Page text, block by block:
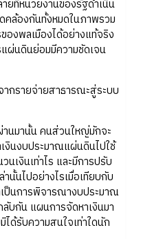
ยที่หน่วยงานของรัฐดำเนิน
ล้องกันทั้งหมดในภาพรวม
งพลเมืองได้อย่างแท้จริง
แผ่นดินย่อมมีความชัดเจน
กรายจ่ายสาธารณะสู่ระบบ
นมานั้น คนส่วนใหญ่มักจะ
งินงบประมาณแผ่นดินไปใช้
นเงินเท่าไร และมีการปรับ
นั้นไปอย่างไรเมื่อเทียบกับ
ป็นการพิจารณางบประมาณ
บกัน แผนการจัดหาเงินมา
ด้รับความสนใจเท่าใดนัก